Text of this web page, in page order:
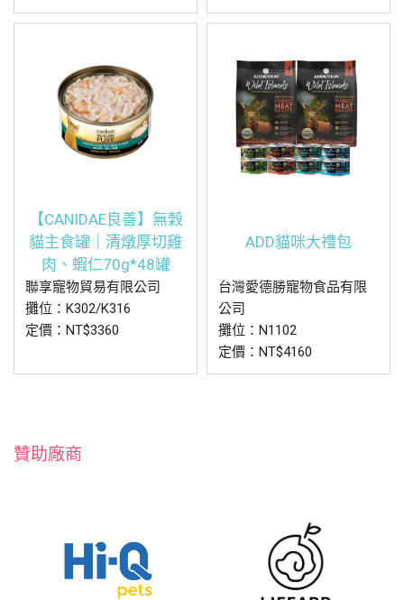
【CANIDAE良善】無穀
貓主食罐｜清燉厚切雞
肉、蝦仁70g*48罐
聯享寵物貿易有限公司
攤位：K302/K316
定價：NT$3360
ADD貓咪大禮包
台灣愛德勝寵物食品有限
公司
攤位：N1102
定價：NT$4160
贊助廠商